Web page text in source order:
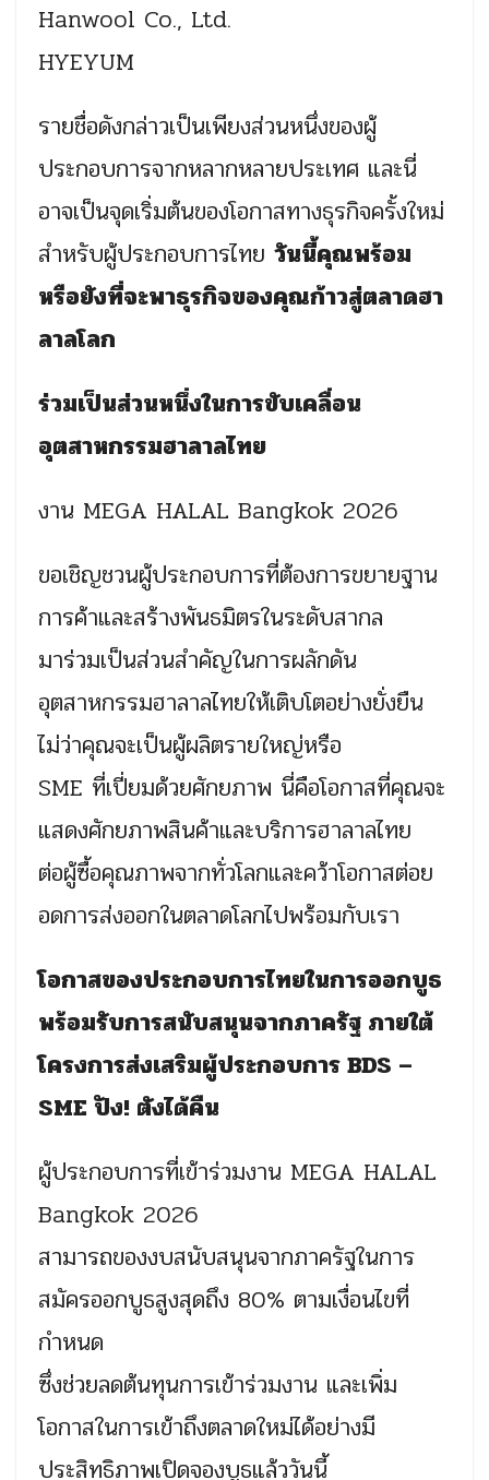
Hanwool Co., Ltd.
HYEYUM
รายชื่อดังกล่าวเป็นเพียงส่วนหนึ่งของผู้
ประกอบการจากหลากหลายประเทศ และนี่
อาจเป็นจุดเริ่มต้นของโอกาสทางธุรกิจครั้งใหม่
สำหรับผู้ประกอบการไทย วันนี้คุณพร้อม
หรือยังที่จะพาธุรกิจของคุณก้าวสู่ตลาดฮา
ลาลโลก
ร่วมเป็นส่วนหนึ่งในการขับเคลื่อน
อุตสาหกรรมฮาลาลไทย
งาน MEGA HALAL Bangkok 2026
ขอเชิญชวนผู้ประกอบการที่ต้องการขยายฐาน
การค้าและสร้างพันธมิตรในระดับสากล
มาร่วมเป็นส่วนสำคัญในการผลักดัน
อุตสาหกรรมฮาลาลไทยให้เติบโตอย่างยั่งยืน
ไม่ว่าคุณจะเป็นผู้ผลิตรายใหญ่หรือ
SME ที่เปี่ยมด้วยศักยภาพ นี่คือโอกาสที่คุณจะ
แสดงศักยภาพสินค้าและบริการฮาลาลไทย
ต่อผู้ซื้อคุณภาพจากทั่วโลกและคว้าโอกาสต่อย
อดการส่งออกในตลาดโลกไปพร้อมกับเรา
โอกาสของประกอบการไทยในการออกบูธ
พร้อมรับการสนับสนุนจากภาครัฐ ภายใต้
โครงการส่งเสริมผู้ประกอบการ BDS –
SME ปัง! ตังได้คืน
ผู้ประกอบการที่เข้าร่วมงาน MEGA HALAL
Bangkok 2026
สามารถของงบสนับสนุนจากภาครัฐในการ
สมัครออกบูธสูงสุดถึง 80% ตามเงื่อนไขที่
กำหนด
ซึ่งช่วยลดต้นทุนการเข้าร่วมงาน และเพิ่ม
โอกาสในการเข้าถึงตลาดใหม่ได้อย่างมี
ประสิทธิภาพเปิดจองบูธแล้ววันนี้